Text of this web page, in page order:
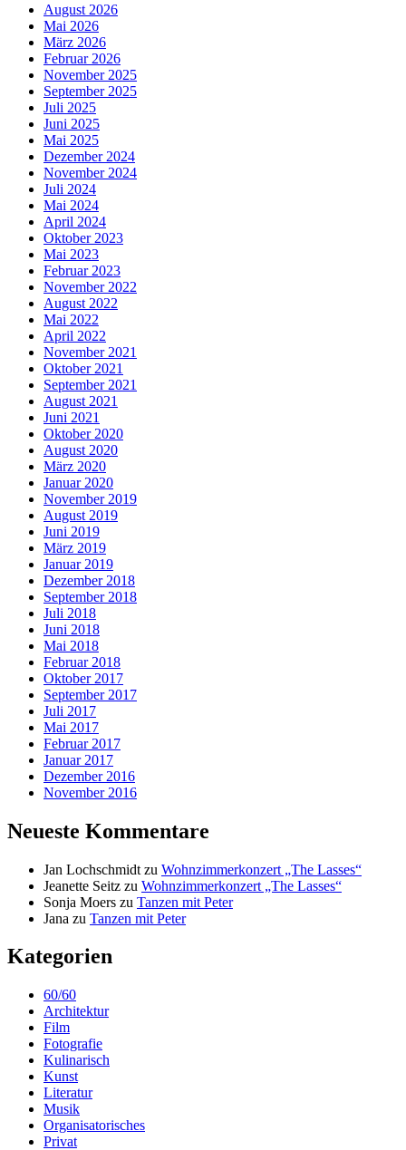
August 2026
Mai 2026
März 2026
Februar 2026
November 2025
September 2025
Juli 2025
Juni 2025
Mai 2025
Dezember 2024
November 2024
Juli 2024
Mai 2024
April 2024
Oktober 2023
Mai 2023
Februar 2023
November 2022
August 2022
Mai 2022
April 2022
November 2021
Oktober 2021
September 2021
August 2021
Juni 2021
Oktober 2020
August 2020
März 2020
Januar 2020
November 2019
August 2019
Juni 2019
März 2019
Januar 2019
Dezember 2018
September 2018
Juli 2018
Juni 2018
Mai 2018
Februar 2018
Oktober 2017
September 2017
Juli 2017
Mai 2017
Februar 2017
Januar 2017
Dezember 2016
November 2016
Neueste Kommentare
Jan Lochschmidt zu Wohnzimmerkonzert „The Lasses“
Jeanette Seitz zu Wohnzimmerkonzert „The Lasses“
Sonja Moers zu Tanzen mit Peter
Jana zu Tanzen mit Peter
Kategorien
60/60
Architektur
Film
Fotografie
Kulinarisch
Kunst
Literatur
Musik
Organisatorisches
Privat